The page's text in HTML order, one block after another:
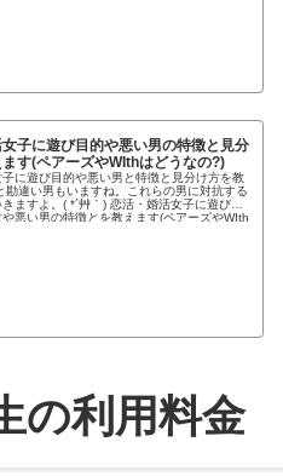
子に遊び目的や悪い男の特徴と見分
す(ペアーズやWIthはどうなの?)
に遊び目的や悪い男と特徴と見分け方を教
勘違い男もいますね。これらの男に対抗する
( *´艸｀) 恋活・婚活女子に遊び目
悪い男の特徴とを教えます(ペアーズやWIth
の利用料金